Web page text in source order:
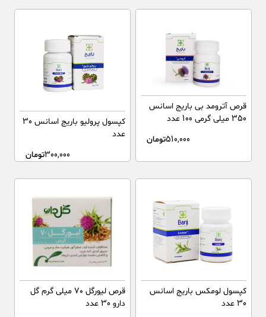
قرص آترومد بی باریج اسانس
350 میلی گرمی 100 عدد
510,000تومان
کپسول پرولیو باریج اسانس 30
عدد
300,000تومان
کپسول لومکس باریج اسانس
30 عدد
قرص لیورگل ۷۰ میلی گرم گل
دارو 30 عدد